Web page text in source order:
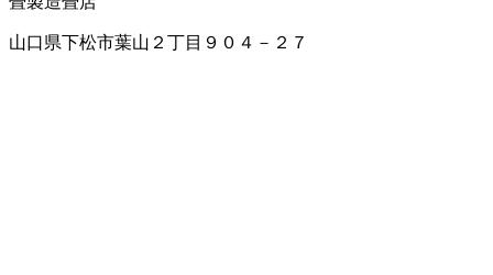
山口県下松市葉山２丁目９０４－２７